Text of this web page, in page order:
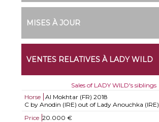
MISES À JOUR
VENTES RELATIVES À LADY WILD
Sales of LADY WILD's siblings
Horse
Al Mokhtar (FR) 2018
C by Anodin (IRE) out of Lady Anouchka (IRE)
Price 20.000 €